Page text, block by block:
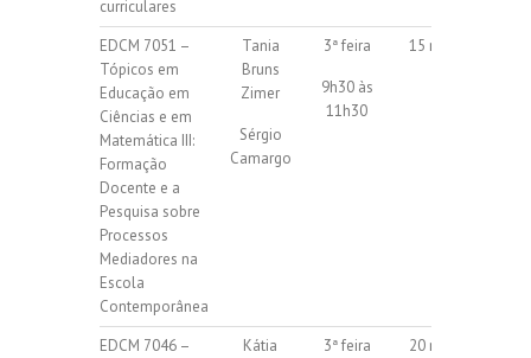
curriculares
EDCM 7051 –
Tópicos em
Educação em
Ciências e em
Matemática III:
Formação
Docente e a
Pesquisa sobre
Processos
Mediadores na
Escola
Contemporânea
Tania
Bruns
Zimer
Sérgio
Camargo
3ª feira
9h30 às
11h30
15 regulares
EDCM 7046 –
Kátia
3ª feira 20 regulares